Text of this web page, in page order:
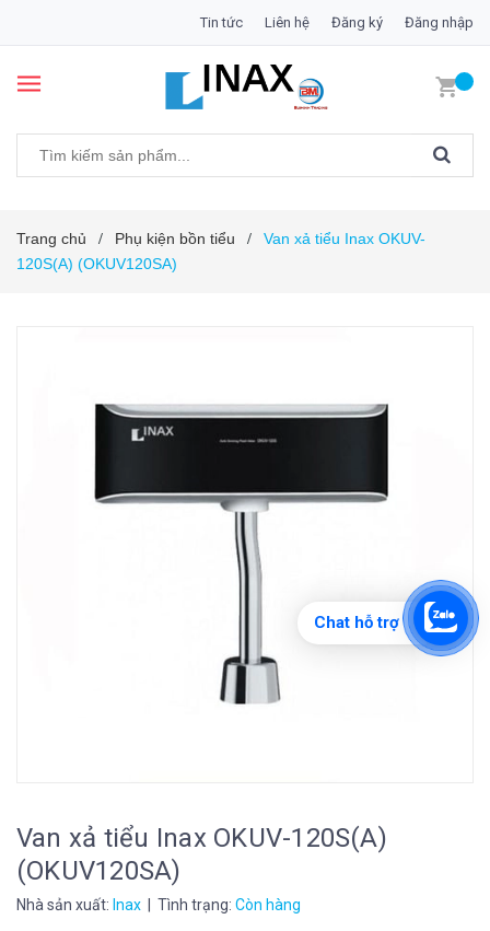
Tin tức Liên hệ Đăng ký Đăng nhập
Trang chủ / Phụ kiện bồn tiểu /
Van xả tiểu Inax OKUV-
120S(A) (OKUV120SA)
Van xả tiểu Inax OKUV-120S(A)
(OKUV120SA)
Nhà sản xuất: Inax | Tình trạng: Còn hàng
Chat hỗ trợ